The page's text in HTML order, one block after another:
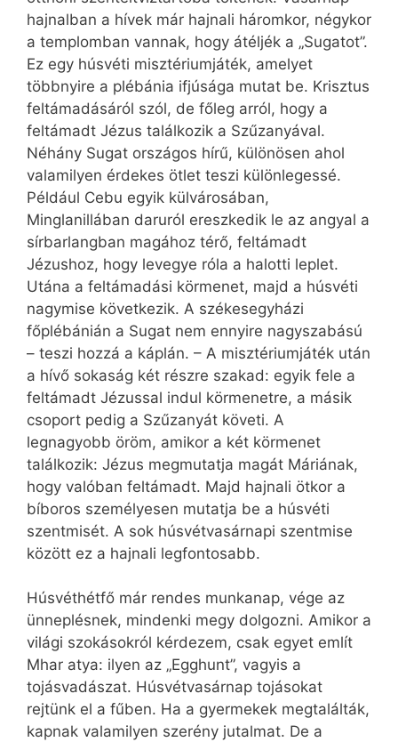
hajnalban a hívek már hajnali háromkor, négykor
a templomban vannak, hogy átéljék a „Sugatot”.
Ez egy húsvéti misztériumjáték, amelyet
többnyire a plébánia ifjúsága mutat be. Krisztus
feltámadásáról szól, de főleg arról, hogy a
feltámadt Jézus találkozik a Szűzanyával.
Néhány Sugat országos hírű, különösen ahol
valamilyen érdekes ötlet teszi különlegessé.
Például Cebu egyik külvárosában,
Minglanillában daruról ereszkedik le az angyal a
sírbarlangban magához térő, feltámadt
Jézushoz, hogy levegye róla a halotti leplet.
Utána a feltámadási körmenet, majd a húsvéti
nagymise következik. A székesegyházi
főplébánián a Sugat nem ennyire nagyszabású
– teszi hozzá a káplán. – A misztériumjáték után
a hívő sokaság két részre szakad: egyik fele a
feltámadt Jézussal indul körmenetre, a másik
csoport pedig a Szűzanyát követi. A
legnagyobb öröm, amikor a két körmenet
találkozik: Jézus megmutatja magát Máriának,
hogy valóban feltámadt. Majd hajnali ötkor a
bíboros személyesen mutatja be a húsvéti
szentmisét. A sok húsvétvasárnapi szentmise
között ez a hajnali legfontosabb.
Húsvéthétfő már rendes munkanap, vége az
ünneplésnek, mindenki megy dolgozni. Amikor a
világi szokásokról kérdezem, csak egyet említ
Mhar atya: ilyen az „Egghunt”, vagyis a
tojásvadászat. Húsvétvasárnap tojásokat
rejtünk el a fűben. Ha a gyermekek megtalálták,
kapnak valamilyen szerény jutalmat. De a